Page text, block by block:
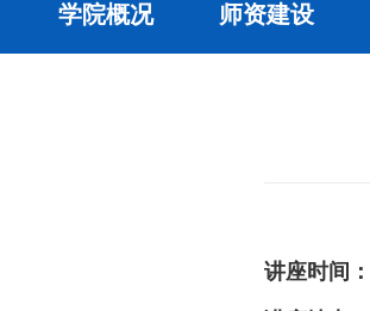
学院概况 师资建设
讲座时间：